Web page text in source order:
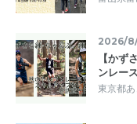
2026/
【かず
ンレー
東京都